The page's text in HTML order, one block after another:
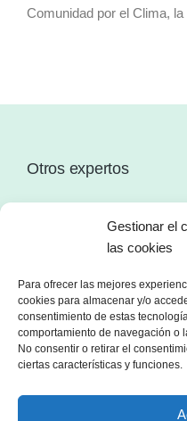
Gestionar el
las cookies
Para ofrecer las mejores
cookies para almacenar y/o
consentimiento de estas
comportamiento de navegación o
No consentir o retirar el
ciertas características y funciones.
Comunidad por el Clima,
Otros expertos